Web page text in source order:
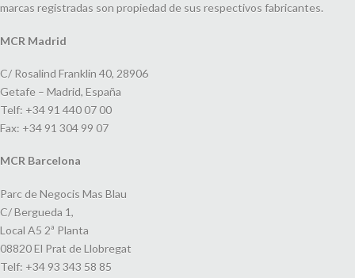
marcas registradas son propiedad de sus respectivos fabricantes.
MCR Madrid
C/ Rosalind Franklin 40, 28906
Getafe – Madrid, España
Telf: +34 91 440 07 00
Fax: +34 91 304 99 07
MCR Barcelona
Parc de Negocis Mas Blau
C/ Bergueda 1,
Local A5 2ª Planta
08820 El Prat de Llobregat
Telf: +34 93 343 58 85